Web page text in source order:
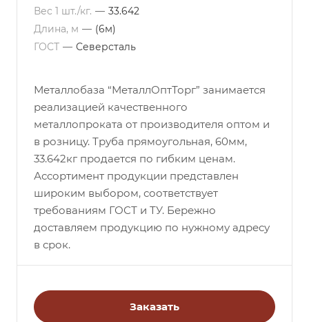
Вес 1 шт./кг. — 33.642
Длина, м — (6м)
ГОСТ — Северсталь
Металлобаза “МеталлОптТорг” занимается
реализацией качественного
металлопроката от производителя оптом и
в розницу. Труба прямоугольная, 60мм,
33.642кг продается по гибким ценам.
Ассортимент продукции представлен
широким выбором, соответствует
требованиям ГОСТ и ТУ. Бережно
доставляем продукцию по нужному адресу
в срок.
Заказать